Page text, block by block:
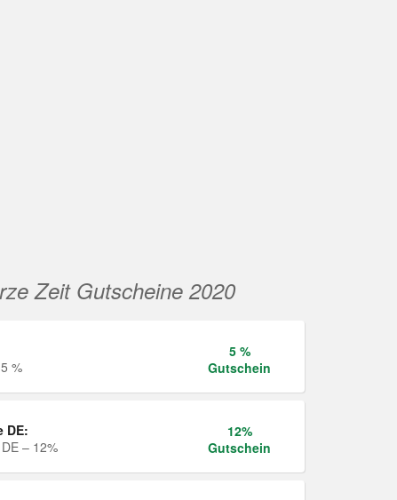
Zeit Gutscheine 2020
%
5 %
Gutschein
DE:
– 12%
12%
Gutschein